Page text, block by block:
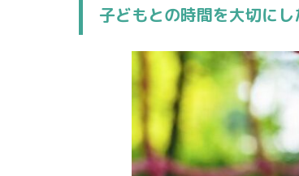
子どもとの時間を大切にし